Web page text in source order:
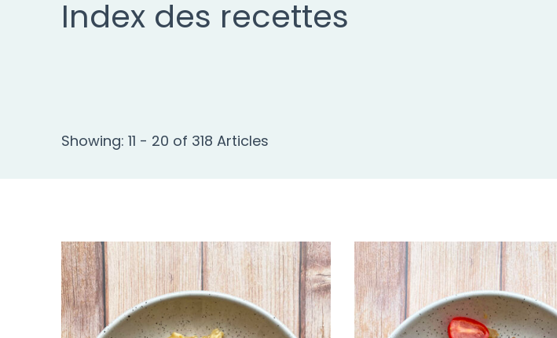
Index des recettes
Showing: 11 - 20 of 318 Articles